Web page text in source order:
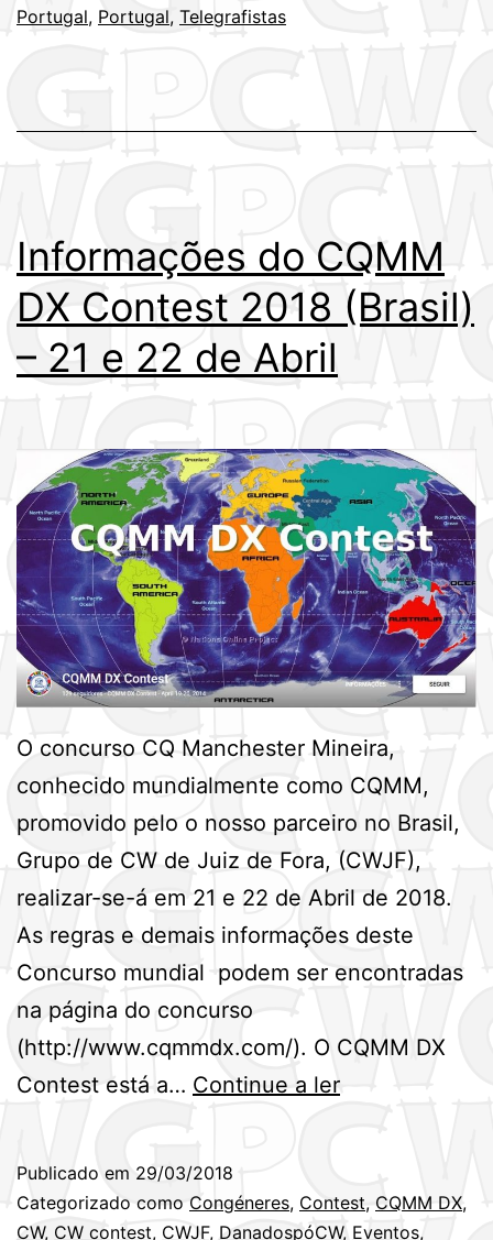
Portugal, Portugal, Telegrafistas
Informações do CQMM
DX Contest 2018 (Brasil)
– 21 e 22 de Abril
O concurso CQ Manchester Mineira,
conhecido mundialmente como CQMM,
promovido pelo o nosso parceiro no Brasil,
Grupo de CW de Juiz de Fora, (CWJF),
realizar-se-á em 21 e 22 de Abril de 2018.
As regras e demais informações deste
Concurso mundial podem ser encontradas
na página do concurso
(http://www.cqmmdx.com/). O CQMM DX
Contest está a… Continue a lerInformações
DX
Contest
Publicado em 29/03/2018
Categorizado como Congéneres, Contest, CQMM DX,
CW, CW contest, CWJF, DanadospóCW, Eventos,